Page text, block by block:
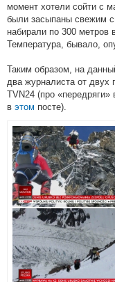
момент хотели сойти с
были засыпаны свежим
набирали по 300 метров
Температура, бывало,
Таким образом, на
два журналиста от двух
TVN24 (про «передряги»
в этом посте).